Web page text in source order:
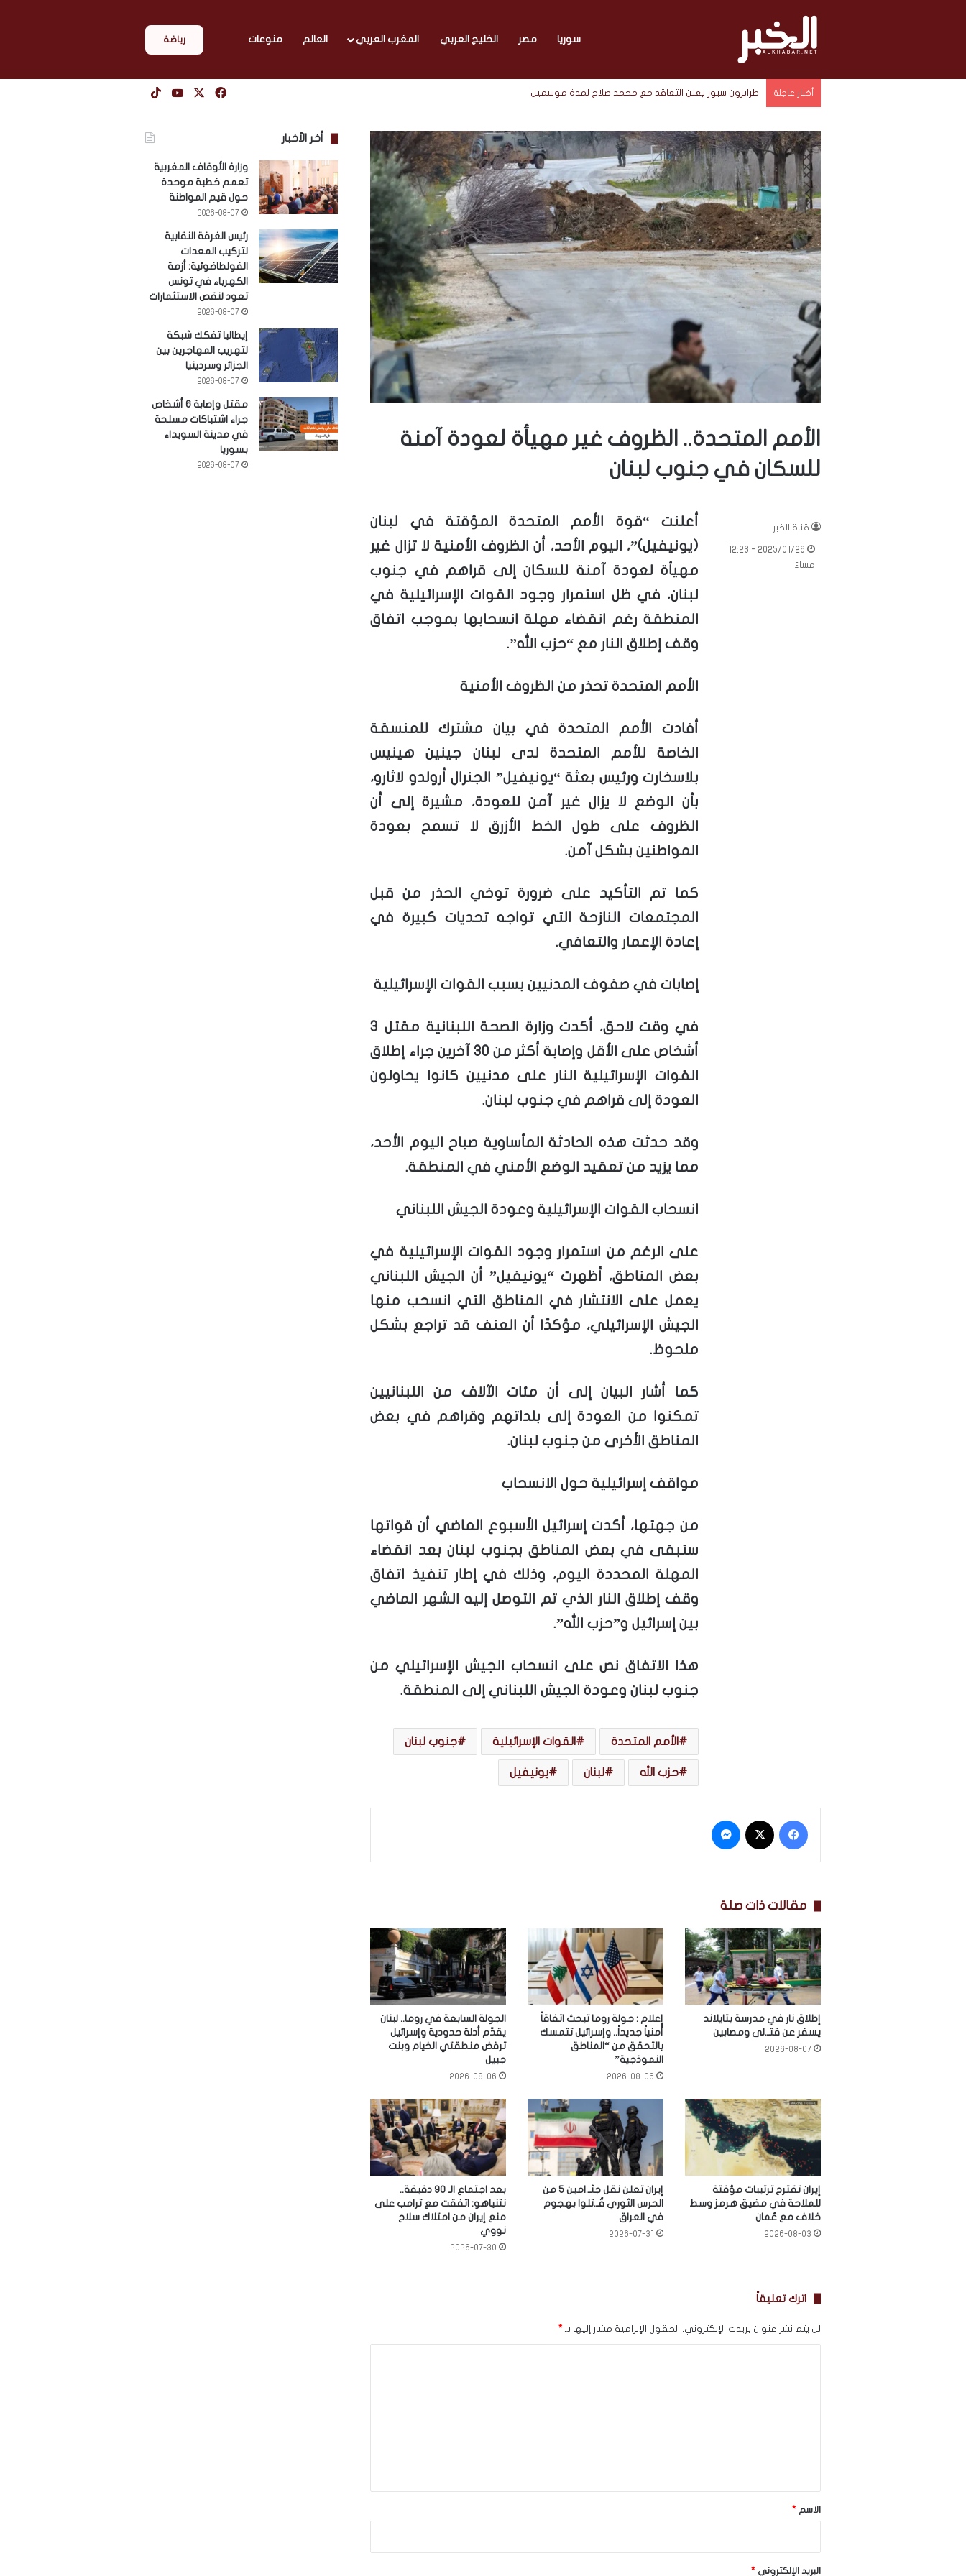
سوريا مصر الخليج العربي المغرب العربي العالم منوعات رياضة
أخبار عاجلة طرابزون سبور يعلن التعاقد مع محمد صلاح لمدة موسمين فيسبوك‫YouTube
الأمم المتحدة.. الظروف غير مهيأة لعودة آمنة
للسكان في جنوب لبنان
أعلنت “قوة الأمم المتحدة المؤقتة في لبنان
(يونيفيل)”، اليوم الأحد، أن الظروف الأمنية لا تزال غير
مهيأة لعودة آمنة للسكان إلى قراهم في جنوب
لبنان، في ظل استمرار وجود القوات الإسرائيلية في
المنطقة رغم انقضاء مهلة انسحابها بموجب اتفاق
وقف إطلاق النار مع “حزب الله”.
الأمم المتحدة تحذر من الظروف الأمنية
أفادت الأمم المتحدة في بيان مشترك للمنسقة
الخاصة للأمم المتحدة لدى لبنان جينين هينيس
بلاسخارت ورئيس بعثة “يونيفيل” الجنرال أرولدو لاثارو،
بأن الوضع لا يزال غير آمن للعودة، مشيرة إلى أن
الظروف على طول الخط الأزرق لا تسمح بعودة
المواطنين بشكل آمن.
كما تم التأكيد على ضرورة توخي الحذر من قبل
المجتمعات النازحة التي تواجه تحديات كبيرة في
إعادة الإعمار والتعافي.
إصابات في صفوف المدنيين بسبب القوات الإسرائيلية
في وقت لاحق، أكدت وزارة الصحة اللبنانية مقتل 3
أشخاص على الأقل وإصابة أكثر من 30 آخرين جراء إطلاق
القوات الإسرائيلية النار على مدنيين كانوا يحاولون
العودة إلى قراهم في جنوب لبنان.
وقد حدثت هذه الحادثة المأساوية صباح اليوم الأحد،
مما يزيد من تعقيد الوضع الأمني في المنطقة.
انسحاب القوات الإسرائيلية وعودة الجيش اللبناني
على الرغم من استمرار وجود القوات الإسرائيلية في
بعض المناطق، أظهرت “يونيفيل” أن الجيش اللبناني
يعمل على الانتشار في المناطق التي انسحب منها
الجيش الإسرائيلي، مؤكدًا أن العنف قد تراجع بشكل
ملحوظ.
كما أشار البيان إلى أن مئات الآلاف من اللبنانيين
تمكنوا من العودة إلى بلداتهم وقراهم في بعض
المناطق الأخرى من جنوب لبنان.
مواقف إسرائيلية حول الانسحاب
من جهتها، أكدت إسرائيل الأسبوع الماضي أن قواتها
ستبقى في بعض المناطق بجنوب لبنان بعد انقضاء
المهلة المحددة اليوم، وذلك في إطار تنفيذ اتفاق
وقف إطلاق النار الذي تم التوصل إليه الشهر الماضي
بين إسرائيل و”حزب الله”.
هذا الاتفاق نص على انسحاب الجيش الإسرائيلي من
جنوب لبنان وعودة الجيش اللبناني إلى المنطقة.
الأمم المتحدة القوات الإسرائيلية جنوب لبنان
حزب الله لبنان يونيفيل
قناة الخبر
2025/01/26 - 12:23
مساءً
فيسبوك
مقالات ذات صلة
إطلاق نار في مدرسة بتايلاند
يسفر عن قتـ.لى ومصابين
2026-08-07
إعلام : جولة روما تبحث اتفاقاً
أمنياً جديداً.. وإسرائيل تتمسك
بالتحقق من “المناطق
النموذجية”
2026-08-06
الجولة السابعة في روما.. لبنان
يقدّم أدلة حدودية وإسرائيل
ترفض منطقتي الخيام وبنت
جبيل
2026-08-06
إيران تقترح ترتيبات مؤقتة
للملاحة في مضيق هرمز وسط
خلاف مع عُمان
2026-08-03
إيران تعلن نقل جثـ.امين 5 من
الحرس الثوري قُـ.تلوا بهجوم
في العراق
2026-07-31
بعد اجتماع الـ 90 دقيقة..
نتنياهو: اتفقت مع ترامب على
منع إيران من امتلاك سلاح
نووي
2026-07-30
اترك تعليقاً
لن يتم نشر عنوان بريدك الإلكتروني. الحقول الإلزامية مشار إليها بـ *
*
الاسم *
البريد الإلكتروني *
أخر الأخبار
وزارة الأوقاف المغربية
تعمم خطبة موحدة
حول قيم المواطنة
2026-08-07
رئيس الغرفة النقابية
لتركيب المعدات
الفولطاضوئية: أزمة
الكهرباء في تونس
تعود لنقص الاستثمارات
2026-08-07
إيطاليا تفكك شبكة
لتهريب المهاجرين بين
الجزائر وسردينيا
2026-08-07
مقتل وإصابة 6 أشخاص
جراء اشتباكات مسلحة
في مدينة السويداء
بسوريا
2026-08-07